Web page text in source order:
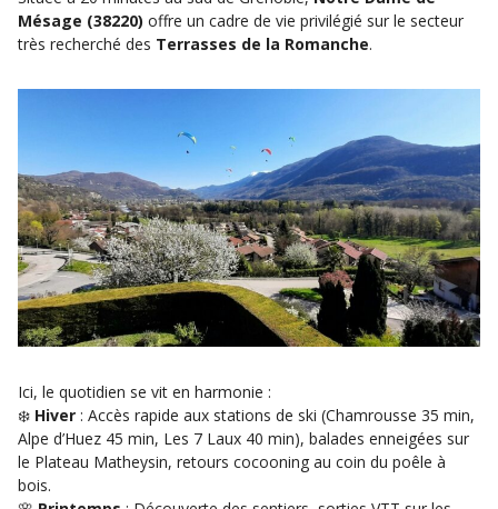
Mésage (38220) offre un cadre de vie privilégié sur le secteur
très recherché des Terrasses de la Romanche.
Ici, le quotidien se vit en harmonie :
❄️ Hiver : Accès rapide aux stations de ski (Chamrousse 35 min,
Alpe d’Huez 45 min, Les 7 Laux 40 min), balades enneigées sur
le Plateau Matheysin, retours cocooning au coin du poêle à
bois.